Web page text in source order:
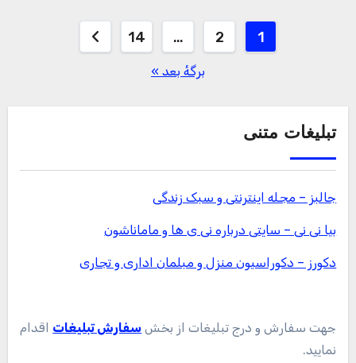
صفحه‌بندی
1
2
…
14
برگهٔ بعد »
تبلیغات متنی
جالبز – مجله اینترنتی و سبک زندگی
بیا نی نی – سایتی درباره نی ی ها و ماماناشون
دکورز – دکوراسیون منزل و مبلمان اداری و تجاری
جهت سفارش و درج تبلیغات از بخش سفارش تبلیغات اقدام
نمایید.